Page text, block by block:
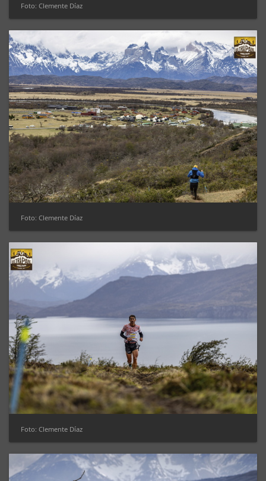
Foto: Clemente Díaz
Foto: Clemente Díaz
Foto: Clemente Díaz